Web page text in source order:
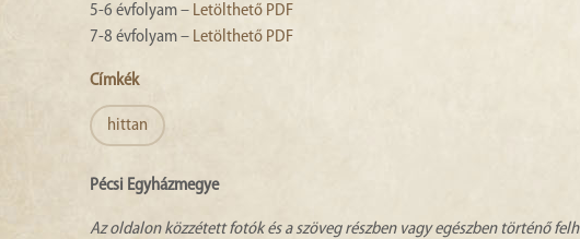
5-6 évfolyam – Letölthető PDF
7-8 évfolyam – Letölthető PDF
Címkék
hittan
Pécsi Egyházmegye
Az oldalon közzétett fotók és a szöveg részben vagy egészben történő